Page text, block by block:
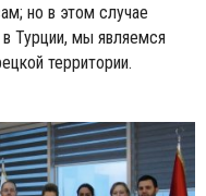
но в этом случае
Турции, мы являемся
территории.